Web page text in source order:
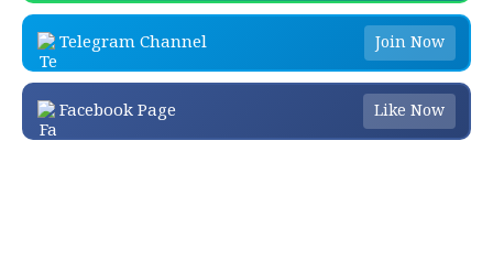
Telegram Channel Join Now
Facebook Page Like Now